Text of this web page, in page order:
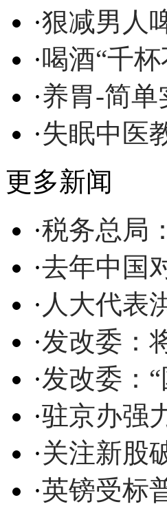
·狠减男人
·喝酒“千
·养胃-简单
·失眠中医
更多新闻
·税务总局
·去年中国
· 人大代表
·发改委：
·发改委：
·驻京办强
·关注新股
·英镑受标